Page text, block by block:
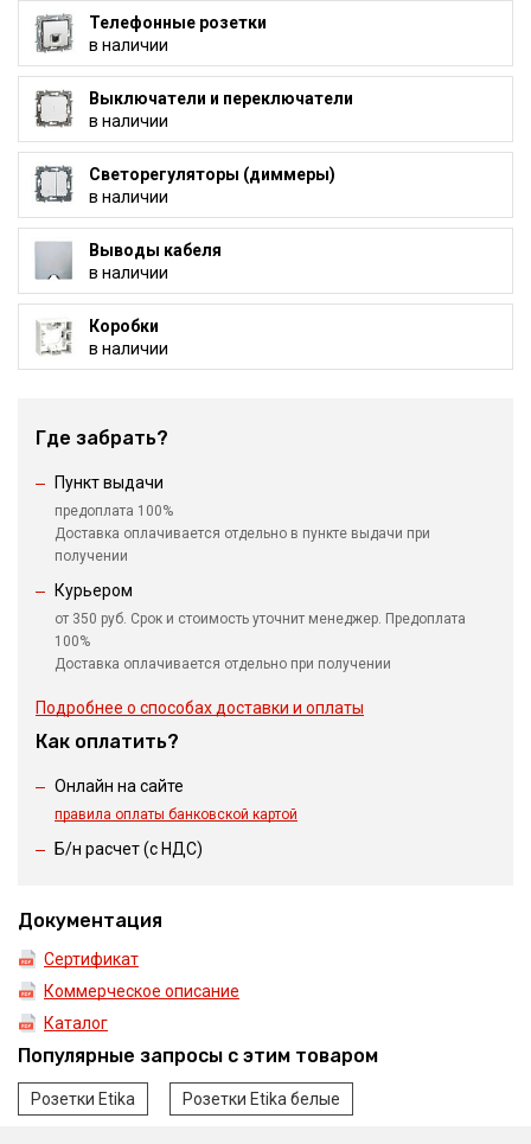
Телефонные розетки
в наличии
Выключатели и переключатели
в наличии
Светорегуляторы (диммеры)
в наличии
Выводы кабеля
в наличии
Коробки
в наличии
Где забрать?
Пункт выдачи
предоплата 100%
Доставка оплачивается отдельно в пункте выдачи при
получении
Курьером
от 350 руб. Срок и стоимость уточнит менеджер. Предоплата
100%
Доставка оплачивается отдельно при получении
Подробнее о способах доставки и оплаты
Как оплатить?
Онлайн на сайте
правила оплаты банковской картой
Б/н расчет (c НДС)
Документация
Сертификат
Коммерческое описание
Каталог
Популярные запросы с этим товаром
Розетки Etika Розетки Etika белые